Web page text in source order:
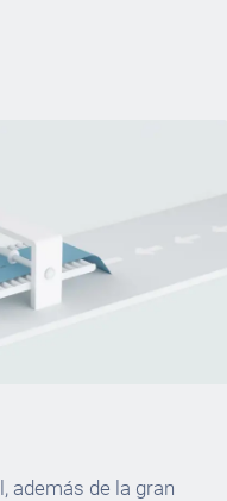
además de la gran